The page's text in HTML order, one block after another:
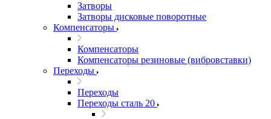
Затворы
Затворы дисковые поворотные
Компенсаторы
Компенсаторы
Компенсаторы резиновые (вибровставки)
Переходы
Переходы
Переходы сталь 20